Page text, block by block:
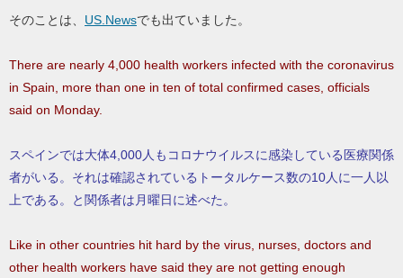
そのことは、 US.Newsでも出ていました。
There are nearly 4,000 health workers infected with the coronavirus
in Spain, more than one in ten of total confirmed cases, officials
said on Monday.
スペインでは大体4,000人もコロナウイルスに感染している医療関係
者がいる。それは確認されているトータルケース数の10人に一人以
上である。と関係者は月曜日に述べた。
Like in other countries hit hard by the virus, nurses, doctors and
other health workers have said they are not getting enough